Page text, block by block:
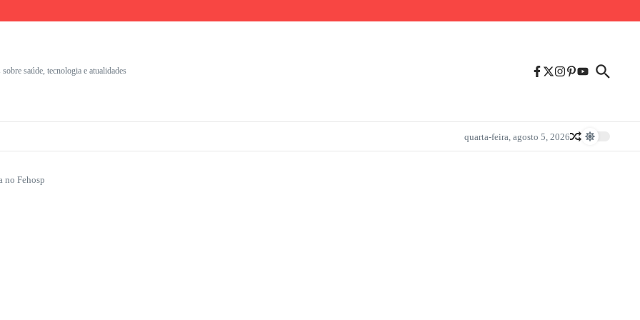
saúde, tecnologia e atualidades
quarta-feira, agosto 5, 2026
no Fehosp